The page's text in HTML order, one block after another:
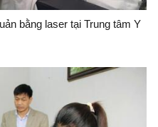
bằng laser tại Trung tâm Y